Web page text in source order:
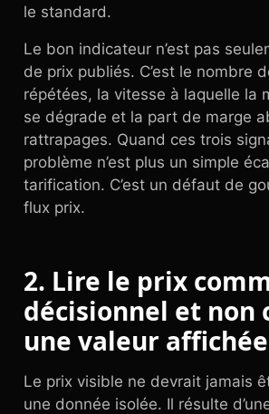
le standard.
Le bon indicateur n’est pas
de prix publiés. C’est le nombre
répétées, la vitesse à laquelle la
se dégrade et la part de marge
rattrapages. Quand ces trois
problème n’est plus un simple
tarification. C’est un défaut de
flux prix.
2. Lire le prix
décisionnel et non
une valeur affichée
Le prix visible ne devrait jamais
une donnée isolée. Il résulte